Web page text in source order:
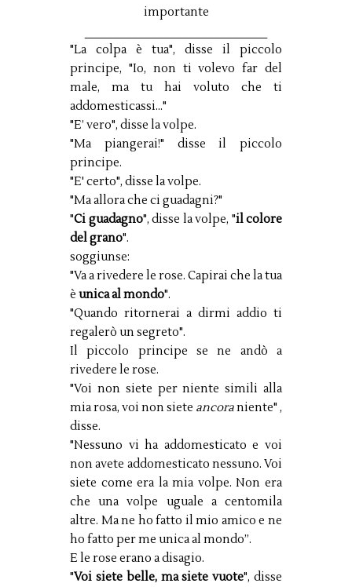
importante
"La colpa è tua", disse il piccolo
principe, "Io, non ti volevo far del
male, ma tu hai voluto che ti
addomesticassi…"
"E’ vero", disse la volpe.
"Ma piangerai!" disse il piccolo
principe.
"E' certo", disse la volpe.
"Ma allora che ci guadagni?"
"Ci guadagno", disse la volpe, "il colore
del grano".
soggiunse:
"Va a rivedere le rose. Capirai che la tua
è unica al mondo".
"Quando ritornerai a dirmi addio ti
regalerò un segreto".
Il piccolo principe se ne andò a
rivedere le rose.
"Voi non siete per niente simili alla
mia rosa, voi non siete ancoraniente" ,
disse.
"Nessuno vi ha addomesticato e voi
non avete addomesticato nessuno. Voi
siete come era la mia volpe. Non era
che una volpe uguale a centomila
altre. Ma ne ho fatto il mio amico e ne
ho fatto per me unica al mondo”.
E le rose erano a disagio.
"Voi siete belle, ma siete vuote", disse